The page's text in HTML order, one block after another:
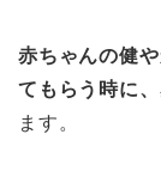
赤ちゃんの健
てもらう時に
ます。